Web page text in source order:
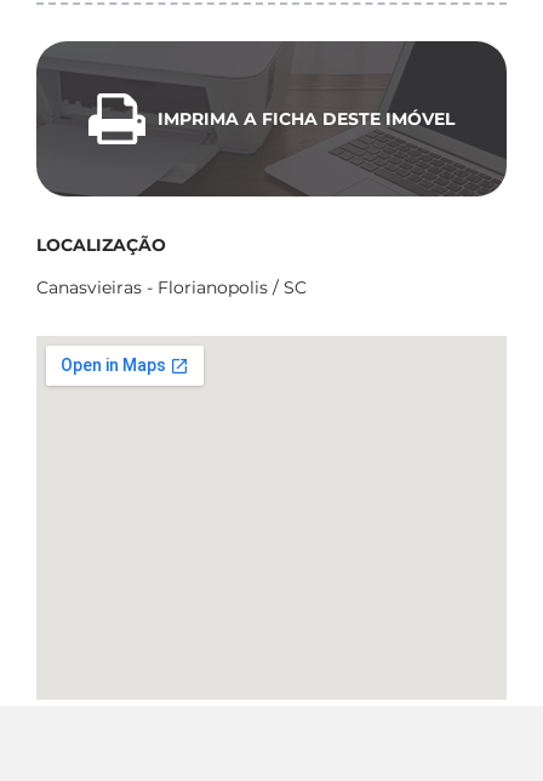
IMPRIMA A FICHA DESTE IMÓVEL
LOCALIZAÇÃO
Canasvieiras - Florianopolis / SC